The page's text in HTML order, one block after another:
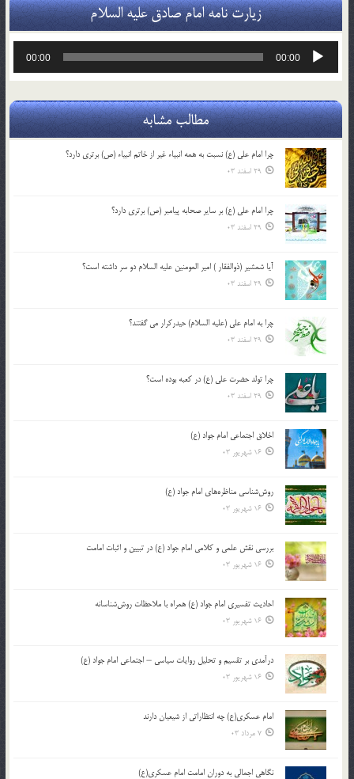
زیارت نامه امام صادق علیه السلام
پخش‌کننده
00:00
00:00
مطالب مشابه
چرا امام علی (ع) نسبت به همه انبیاء غیر از خاتم انبیاء (ص) برتری دارد؟
29 اسفند 03
چرا امام علی (ع) بر سایر صحابه پیامبر (ص) برتری دارد؟
29 اسفند 03
آیا شمشیر (ذوالفقار ) امیر المومنین علیه السلام دو سر داشته است؟
29 اسفند 03
چرا به امام علی (علیه السلام) حیدرکرار می گفتند؟
29 اسفند 03
چرا تولد حضرت علی (ع) در کعبه بوده است؟
29 اسفند 03
اخلاق اجتماعی امام جواد (ع)
16 شهریور 03
روش‌شناسی مناظره‌های امام جواد (ع)
16 شهریور 03
بررسی نقش علمی و کلامی امام جواد (ع) در تبیین و اثبات امامت
16 شهریور 03
احادیث تفسیری امام جواد (ع) همراه با ملاحظات روش‌شناسانه
16 شهریور 03
درآمدی بر تقسیم و تحلیل روایات سیاسی – اجتماعی امام جواد (ع)
16 شهریور 03
امام عسکری(ع) چه انتظاراتی از شیعیان دارند
7 مرداد 03
نگاهی اجمالی به دوران امامت امام عسکری(ع)